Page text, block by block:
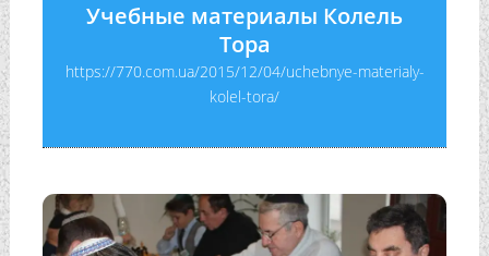
Учебные материалы Колель
Тора
https://770.com.ua/2015/12/04/uchebnye-materialy-
kolel-tora/